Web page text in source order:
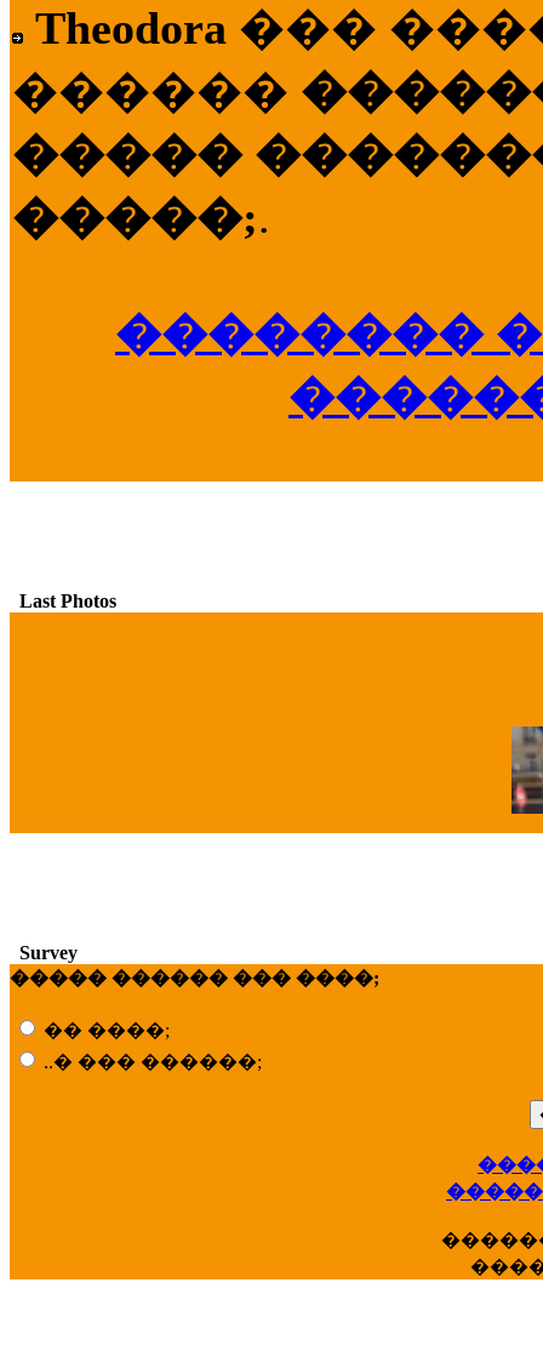
Theodora ���
������
�����
�����;.
��������
Last Photos
Survey
����� ������ ��� ����;
�� ����;
..� ��� ������;